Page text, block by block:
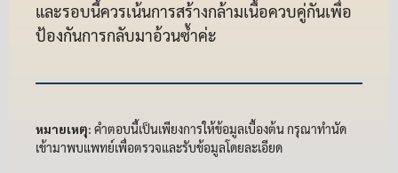
และรอบนี้ควรเน้นการสร้างกล้ามเนื้อควบคู่กันเพื่อ
ป้องกันการกลับมาอ้วนซ้ำค่ะ
หมายเหตุ: คำตอบนี้เป็นเพียงการให้ข้อมูลเบื้องต้น กรุณาทำนัด
เข้ามาพบแพทย์เพื่อตรวจและรับข้อมูลโดยละเอียด